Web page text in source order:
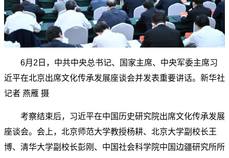
6月2日，中共中央总书记、国家主席、中央军委主席习
近平在北京出席文化传承发展座谈会并发表重要讲话。新华社
记者 燕雁 摄
考察结束后，习近平在中国历史研究院出席文化传承发展
座谈会。会上，北京师范大学教授杨耕、北京大学副校长王
博、清华大学副校长彭刚、中国社会科学院中国边疆研究所所